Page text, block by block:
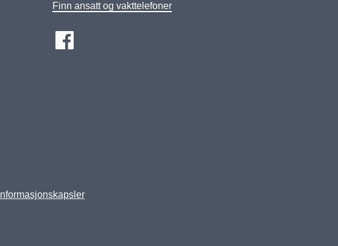
Finn ansatt og vakttelefoner
Informasjonskapsler